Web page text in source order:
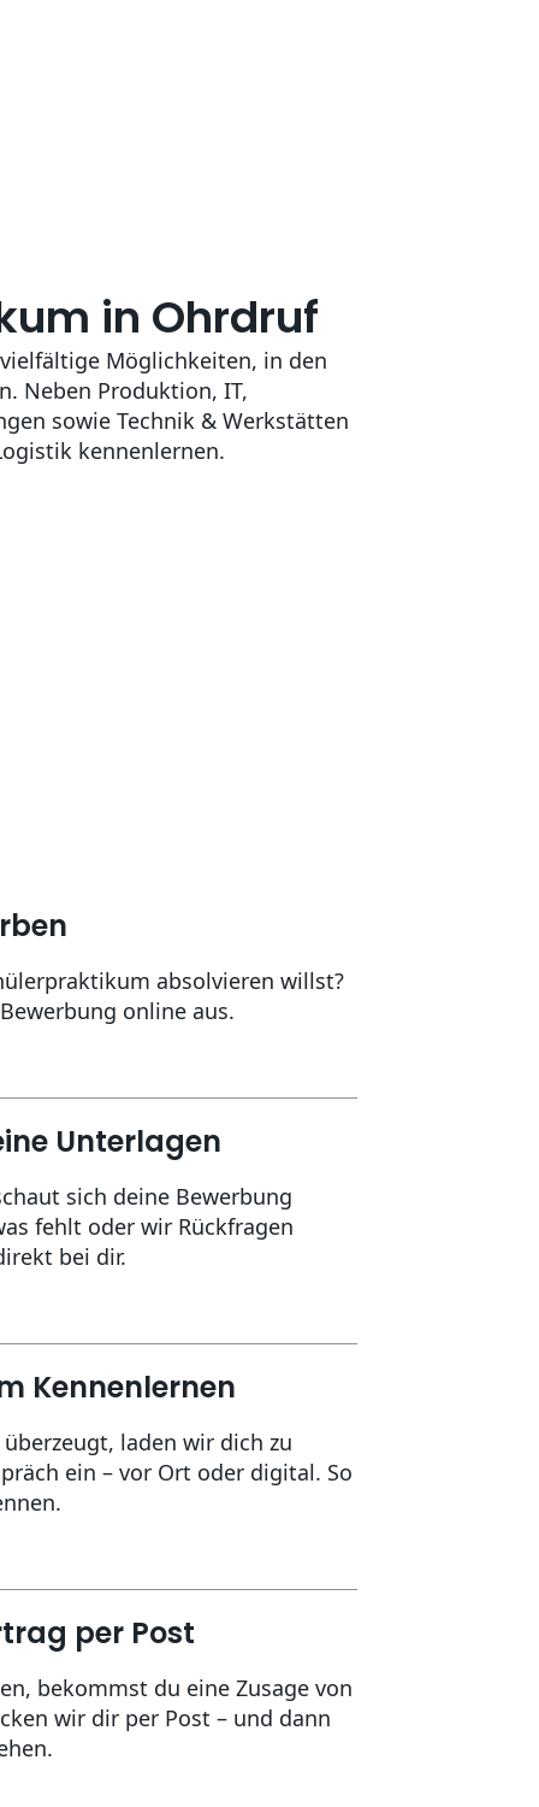
in Ohrdruf
Möglichkeiten, in den
Neben Produktion, IT,
sowie Technik & Werkstätten
kennenlernen.
absolvieren willst?
online aus.
Unterlagen
sich deine Bewerbung
fehlt oder wir Rückfragen
bei dir.
Kennenlernen
laden wir dich zu
ein – vor Ort oder digital. So
per Post
bekommst du eine Zusage von
wir dir per Post – und dann